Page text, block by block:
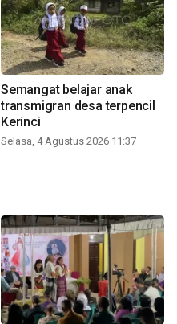
Semangat belajar anak
transmigran desa terpencil
Kerinci
Selasa, 4 Agustus 2026 11:37